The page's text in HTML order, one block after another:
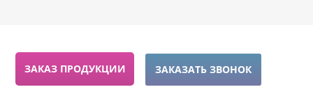
ЗАКАЗ ПРОДУКЦИИ ЗАКАЗАТЬ ЗВОНОК